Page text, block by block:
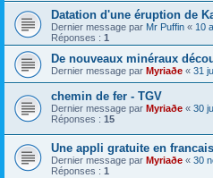
Datation d'une éruption de
Dernier message par Mr Puffin « 10
Réponses : 1
De nouveaux minéraux
Dernier message par Myriaðe « 31
chemin de fer - TGV
Dernier message par Myriaðe « 30
Réponses : 15
Une appli gratuite en
Dernier message par Myriaðe « 30
Réponses : 1